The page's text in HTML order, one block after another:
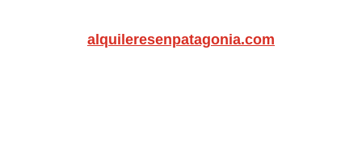
alquileresenpatagonia.com